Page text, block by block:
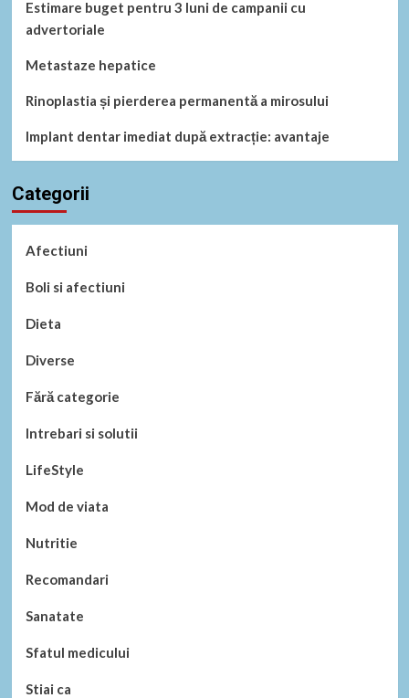
Estimare buget pentru 3 luni de campanii cu
advertoriale
Metastaze hepatice
Rinoplastia și pierderea permanentă a mirosului
Implant dentar imediat după extracție: avantaje
Categorii
Afectiuni
Boli si afectiuni
Dieta
Diverse
Fără categorie
Intrebari si solutii
LifeStyle
Mod de viata
Nutritie
Recomandari
Sanatate
Sfatul medicului
Stiai ca